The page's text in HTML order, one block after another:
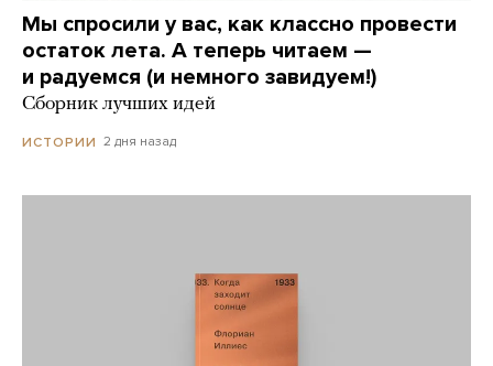
Мы спросили у вас, как классно провести
остаток лета. А теперь читаем —
и радуемся (и немного завидуем!)
Сборник лучших идей
ИСТОРИИ 2 дня назад